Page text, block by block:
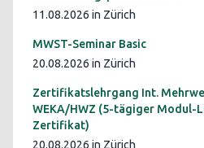
11.08.2026 in Zürich
MWST-Seminar Basic
20.08.2026 in Zürich
Zertifikatslehrgang Int.
WEKA/HWZ (5-tägiger Modul-
Zertifikat)
20.08.2026 in Zürich